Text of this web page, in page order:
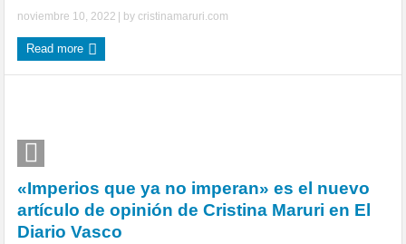
noviembre 10, 2022 | bycristinamaruri.com
Read more
«Imperios que ya no imperan» es el nuevo
artículo de opinión de Cristina Maruri en El
Diario Vasco